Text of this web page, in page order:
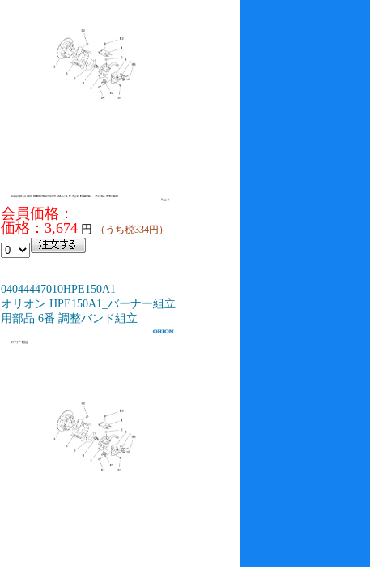
会員価格：
価格：3,674 円 （うち税334円）
04044447010HPE150A1
オリオン HPE150A1_バーナー組立
用部品 6番 調整バンド組立